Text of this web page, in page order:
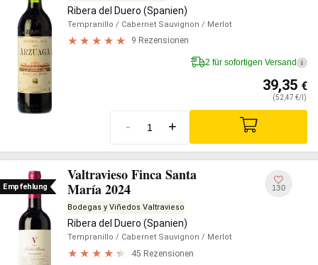
Ribera del Duero (Spanien)
Tempranillo / Cabernet Sauvignon / Merlot
9 Rezensionen
2 für sofortigen Versand i
39,35 €
(52,47 €/l)
- +
Empfehlung
Valtravieso Finca Santa
María 2024
Bodegas y Viñedos Valtravieso
Ribera del Duero (Spanien)
Tempranillo / Cabernet Sauvignon / Merlot
45 Rezensionen
130